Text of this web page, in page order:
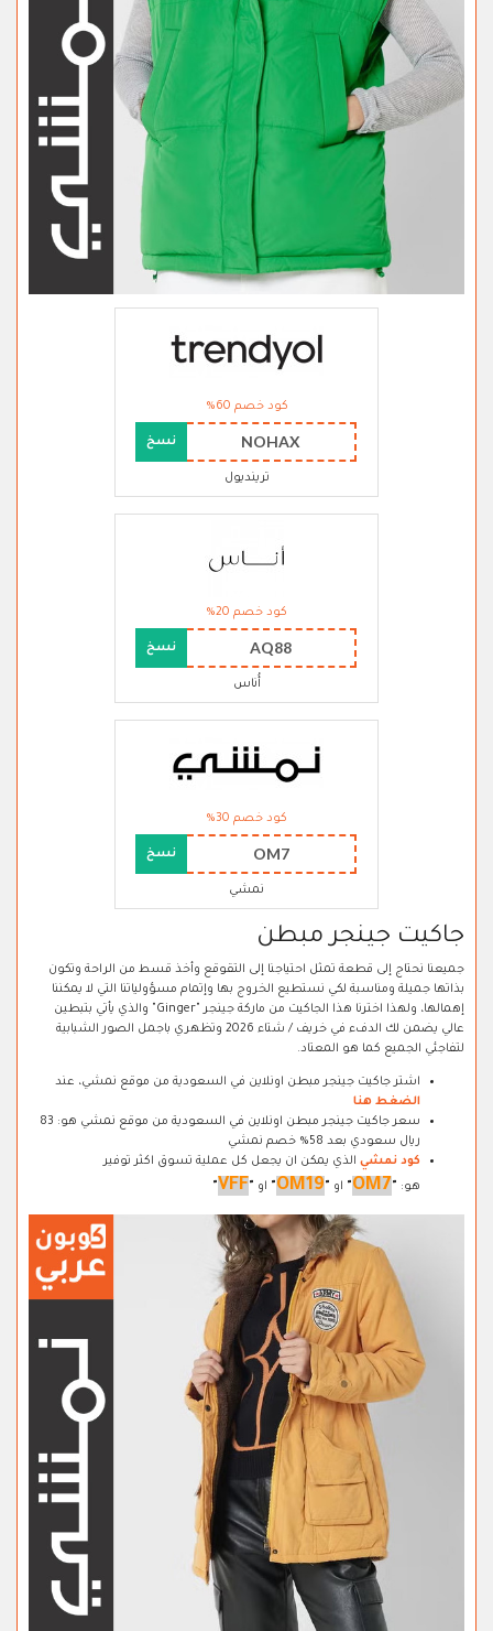
كود خصم 60%
NOHAX نسخ
ترينديول
كود خصم 20%
AQ88 نسخ
أُناس
كود خصم 30%
OM7 نسخ
نمشي
جاكيت جينجر مبطن
جميعنا نحتاج إلى قطعة تمثل احتياجنا إلى التقوقع وأخذ قسط من الراحة وتكون
بذاتها جميلة ومناسبة لكي نستطيع الخروج بها وإتمام مسؤولياتنا التي لا يمكننا
إهمالها، ولهذا اخترنا هذا الجاكيت من ماركة جينجر "Ginger" والذي يأتي بتبطين
عالي يضمن لك الدفء في خريف / شتاء 2026 وتظهري باجمل الصور الشبابية
لتفاجئي الجميع كما هو المعتاد.
اشتر جاكيت جينجر مبطن اونلاين في السعودية من موقع نمشي، عند
الضغط هنا
سعر جاكيت جينجر مبطن اونلاين في السعودية من موقع نمشي هو: 83
ريال سعودي بعد 58% خصم نمشي
كود نمشي الذي يمكن ان يجعل كل عملية تسوق اكثر توفير
هو: "
OM7
" او "
OM19
" او "
VFF
"